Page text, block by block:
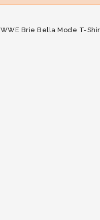
WWE Brie Bella Mode T-